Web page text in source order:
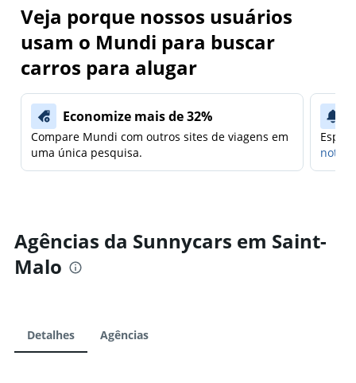
Veja porque nossos usuários
usam o Mundi para buscar
carros para alugar
Economize mais de 32%
Compare Mundi com outros sites de viagens em
uma única pesquisa.
Agências da Sunnycars em Saint-
Malo
Detalhes Agências